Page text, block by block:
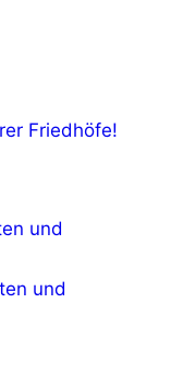
Friedhöfe!
und
und